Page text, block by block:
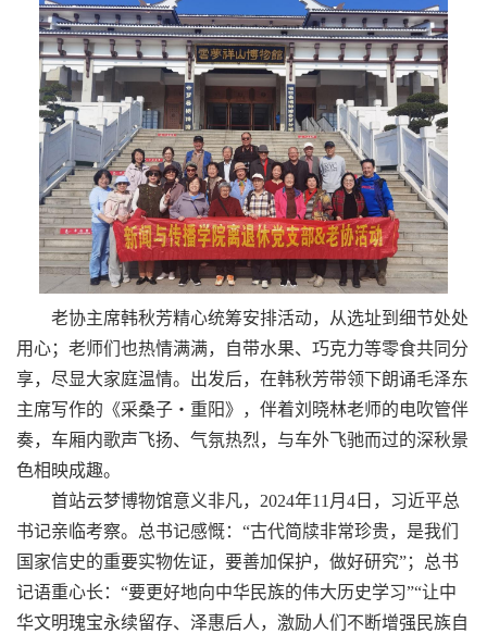
老协主席韩秋芳精心统筹安排活动，从选址到细节处处
用心；老师们也热情满满，自带水果、巧克力等零食共同分
享，尽显大家庭温情。出发后，在韩秋芳带领下朗诵毛泽东
主席写作的《采桑子・重阳》，伴着刘晓林老师的电吹管伴
奏，车厢内歌声飞扬、气氛热烈，与车外飞驰而过的深秋景
色相映成趣。
首站云梦博物馆意义非凡，2024年11月4日，习近平总
书记亲临考察。总书记感慨：“古代简牍非常珍贵，是我们
国家信史的重要实物佐证，要善加保护，做好研究”；总书
记语重心长：“要更好地向中华民族的伟大历史学习”“让中
华文明瑰宝永续留存、泽惠后人，激励人们不断增强民族自